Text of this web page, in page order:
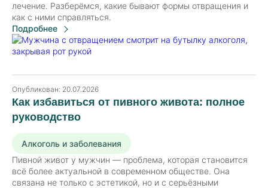
лечение. Разберёмся, какие бывают формы отвращения и
как с ними справляться.
Подробнее
Как избавиться от пивного живота: полное
руководство
Опубликован: 20.07.2026
Алкоголь и заболевания
Пивной живот у мужчин — проблема, которая становится
всё более актуальной в современном обществе. Она
связана не только с эстетикой, но и с серьёзными